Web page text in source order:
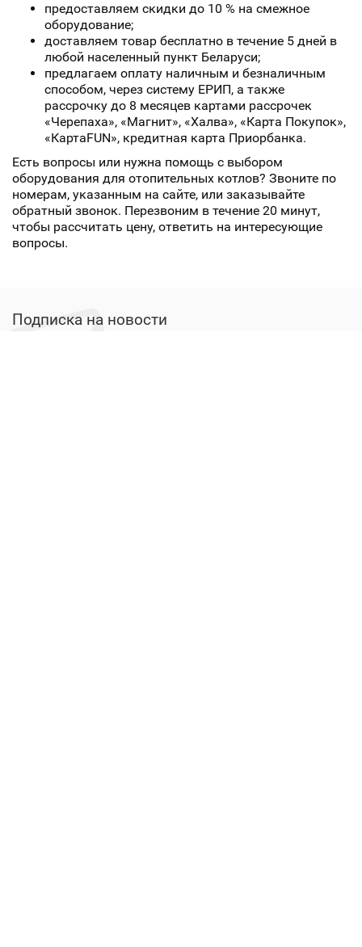
предоставляем скидки до 10 % на смежное
оборудование;
доставляем товар бесплатно в течение 5 дней в
любой населенный пункт Беларуси;
предлагаем оплату наличным и безналичным
способом, через систему ЕРИП, а также
рассрочку до 8 месяцев картами рассрочек
«Черепаха», «Магнит», «Халва», «Карта Покупок»,
«КартаFUN», кредитная карта Приорбанка.
Есть вопросы или нужна помощь с выбором
оборудования для отопительных котлов? Звоните по
номерам, указанным на сайте, или заказывайте
обратный звонок. Перезвоним в течение 20 минут,
чтобы рассчитать цену, ответить на интересующие
вопросы.
Подписка на новости